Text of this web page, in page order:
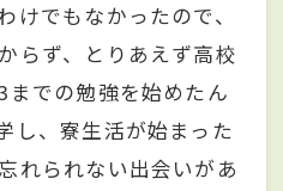
けでもなかったので、
らず、とりあえず高校
での勉強を始めたん
し、寮生活が始まった
れられない出会いがあ